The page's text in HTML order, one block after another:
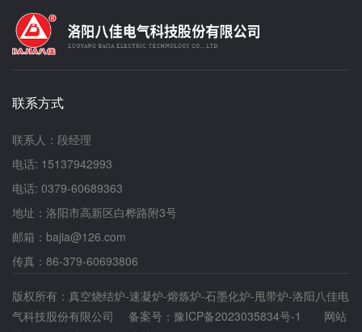
联系方式
联系人：段经理
电话: 15137942993
电话: 0379-60689363
地址：洛阳市高新区白桦路附3号
邮箱：bajia@126.com
传真：86-379-60693806
版权所有：真空烧结炉-速凝炉-熔炼炉-石墨化炉-甩带炉-洛阳八佳电
气科技股份有限公司 备案号： 豫ICP备2023035834号-1
网站